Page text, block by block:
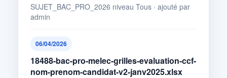
SUJET_BAC_PRO_2026 niveau Tous · ajouté par
admin
06/04/2026
18488-bac-pro-melec-grilles-evaluation-ccf-
nom-prenom-candidat-v2-janv2025.xlsx